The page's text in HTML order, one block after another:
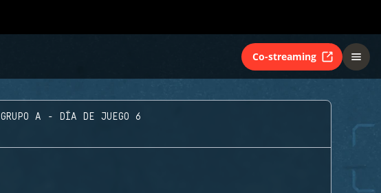
Co-streaming
GRUPO A - DÍA DE JUEGO 6